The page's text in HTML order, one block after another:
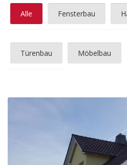
Alle Fensterbau
Türenbau Möbelbau